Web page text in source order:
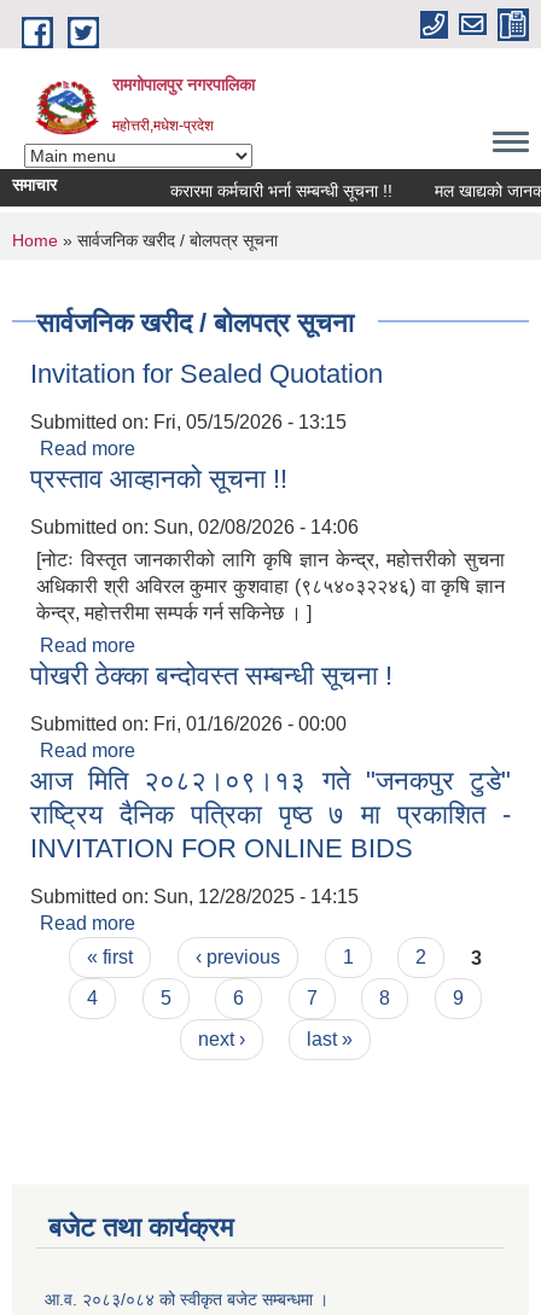
Skip to main content
रामगोपालपुर नगरपालिका
महोत्तरी,मधेश-प्रदेश
समाचार करारमा कर्मचारी भर्ना सम्बन्धी सूचना !! मल खाद्यको
You are here
Home » सार्वजनिक खरीद / बोलपत्र सूचना
सार्वजनिक खरीद / बोलपत्र सूचना
Invitation for Sealed Quotation
Submitted on: Fri, 05/15/2026 - 13:15
Read more
प्रस्ताव आव्हानको सूचना !!
Submitted on: Sun, 02/08/2026 - 14:06
[नोटः विस्तृत जानकारीको लागि कृषि ज्ञान केन्द्र, महोत्तरीको सुचना
अधिकारी श्री अविरल कुमार कुशवाहा (९८५४०३२२४६) वा कृषि ज्ञान
केन्द्र, महोत्तरीमा सम्पर्क गर्न सकिनेछ । ]
Read more
पोखरी ठेक्का बन्दोवस्त सम्बन्धी सूचना !
Submitted on: Fri, 01/16/2026 - 00:00
Read more
आज मिति २०८२।०९।१३ गते "जनकपुर टुडे"
राष्ट्रिय दैनिक पत्रिका पृष्ठ ७ मा प्रकाशित -
INVITATION FOR ONLINE BIDS
Submitted on: Sun, 12/28/2025 - 14:15
Read more
राष्ट्रिय दैनिक पत्रिका पृष्ठ ७ मा प्रकाशित -
INVITATION FOR ONLINE BIDS
Pages
« first ‹ previous 1 2
3
4
5 6 7 8
9
next ›
last »
बजेट तथा कार्यक्रम
आ.व. २०८३/०८४ को स्वीकृत बजेट सम्बन्धमा ।